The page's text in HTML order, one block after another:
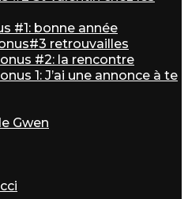
#1: bonne année
retrouvailles
#2: la rencontre
1: J’ai une annonce à te
Gwen